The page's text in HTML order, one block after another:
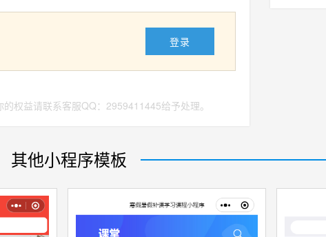
登录
权益请联系客服QQ：2959411445给予处理。
其他小程序模板